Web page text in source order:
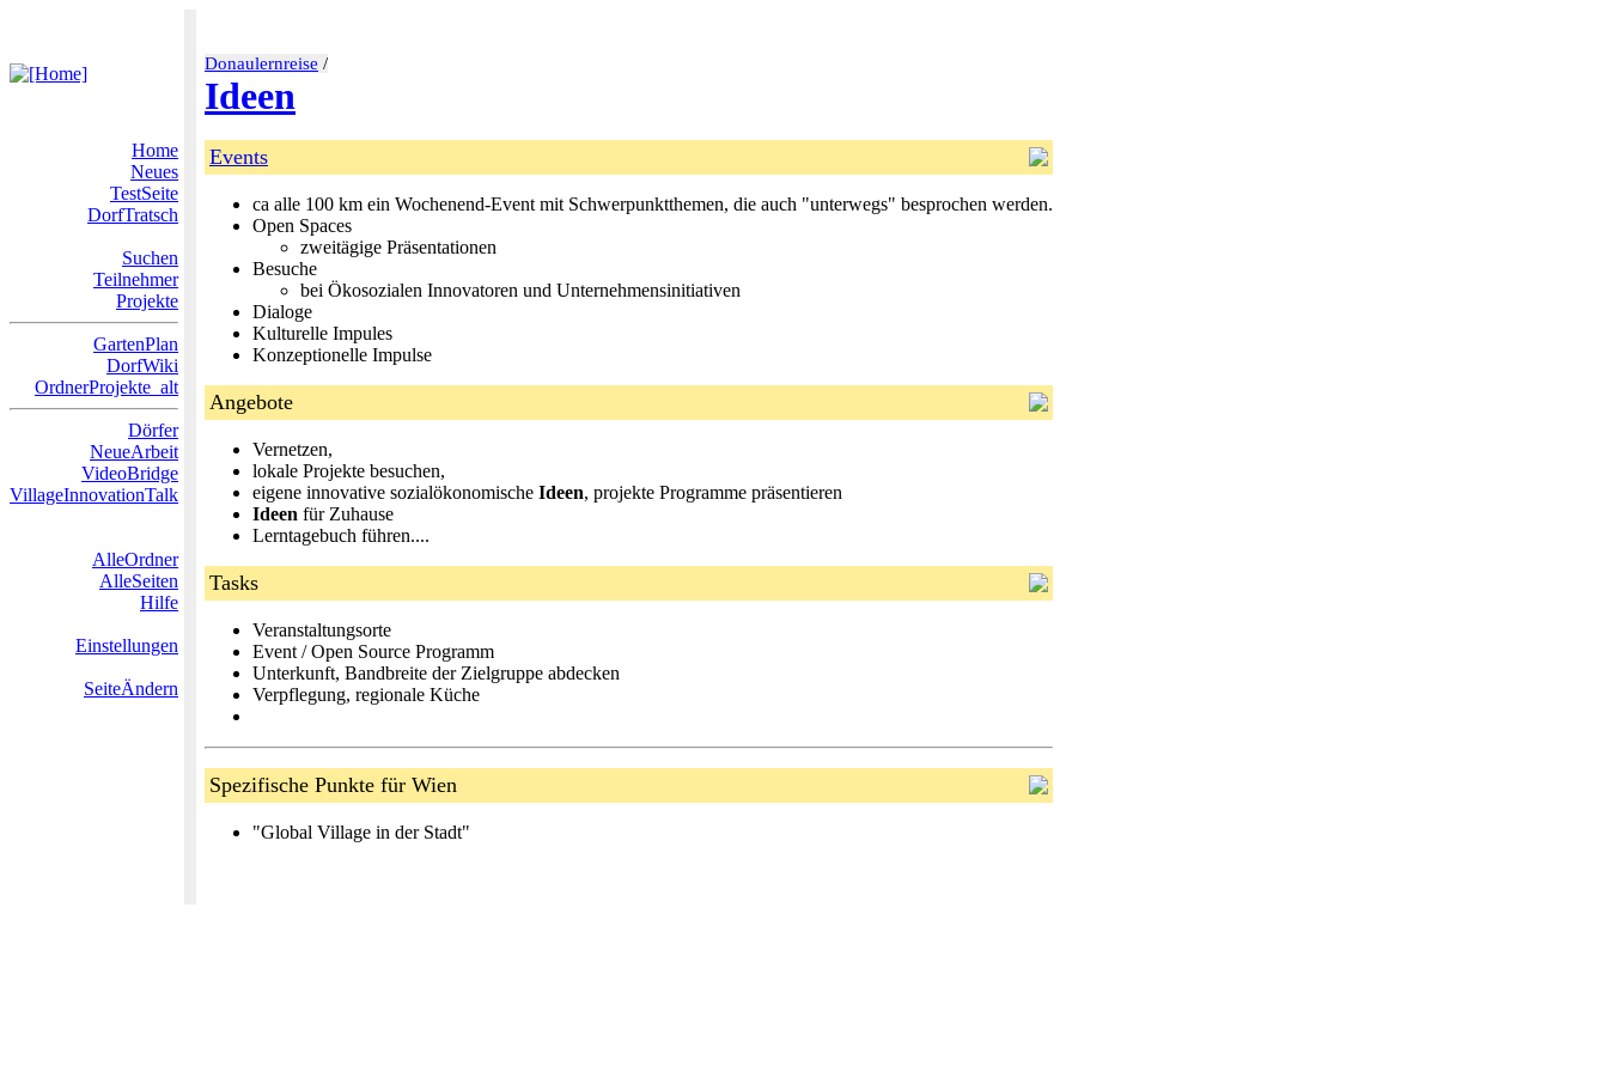
Donaulernreise /
Ideen
Home
Neues
TestSeite
DorfTratsch
Suchen
Teilnehmer
Projekte
GartenPlan
DorfWiki
OrdnerProjekte_alt
Dörfer
NeueArbeit
VideoBridge
VillageInnovationTalk
AlleOrdner
AlleSeiten
Hilfe
Einstellungen
SeiteÄndern
Events
ca alle 100 km ein Wochenend-Event mit Schwerpunktthemen, die auch "unterwegs" besprochen werden.
Open Spaces
zweitägige Präsentationen
Besuche
bei Ökosozialen Innovatoren und Unternehmensinitiativen
Dialoge
Kulturelle Impules
Konzeptionelle Impulse
Angebote
Vernetzen,
lokale Projekte besuchen,
eigene innovative sozialökonomische Ideen, projekte Programme präsentieren
Ideen für Zuhause
Lerntagebuch führen....
Tasks
Veranstaltungsorte
Event / Open Source Programm
Unterkunft, Bandbreite der Zielgruppe abdecken
Verpflegung, regionale Küche
Spezifische Punkte für Wien
"Global Village in der Stadt"